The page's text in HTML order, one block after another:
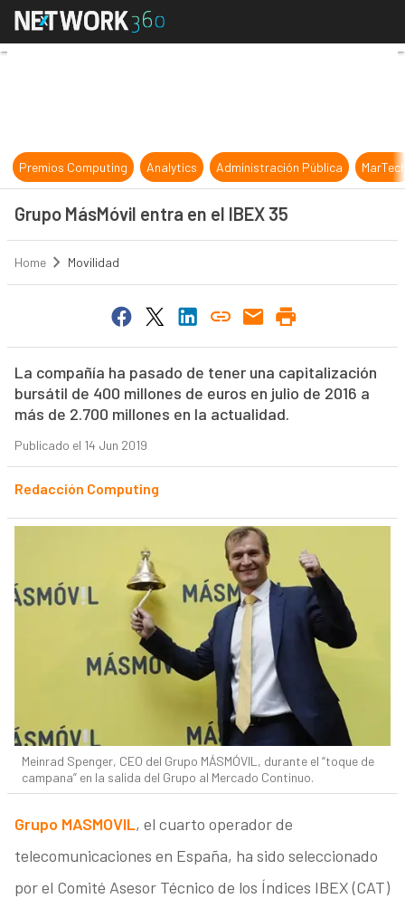
Grupo MásMóvil entra en el IBEX
Premios Computing Analytics Administración Pública
Grupo MásMóvil entra en el IBEX 35
Home Movilidad
La compañía ha pasado de tener una capitalización
bursátil de 400 millones de euros en julio de 2016 a
más de 2.700 millones en la actualidad.
Publicado el 14 Jun 2019
Redacción Computing
Meinrad Spenger, CEO del Grupo MÁSMÓVIL, durante el “toque de
campana” en la salida del Grupo al Mercado Continuo.
Grupo MASMOVIL, el cuarto operador de
telecomunicaciones en España, ha sido seleccionado
por el Comité Asesor Técnico de los Índices IBEX (CAT)